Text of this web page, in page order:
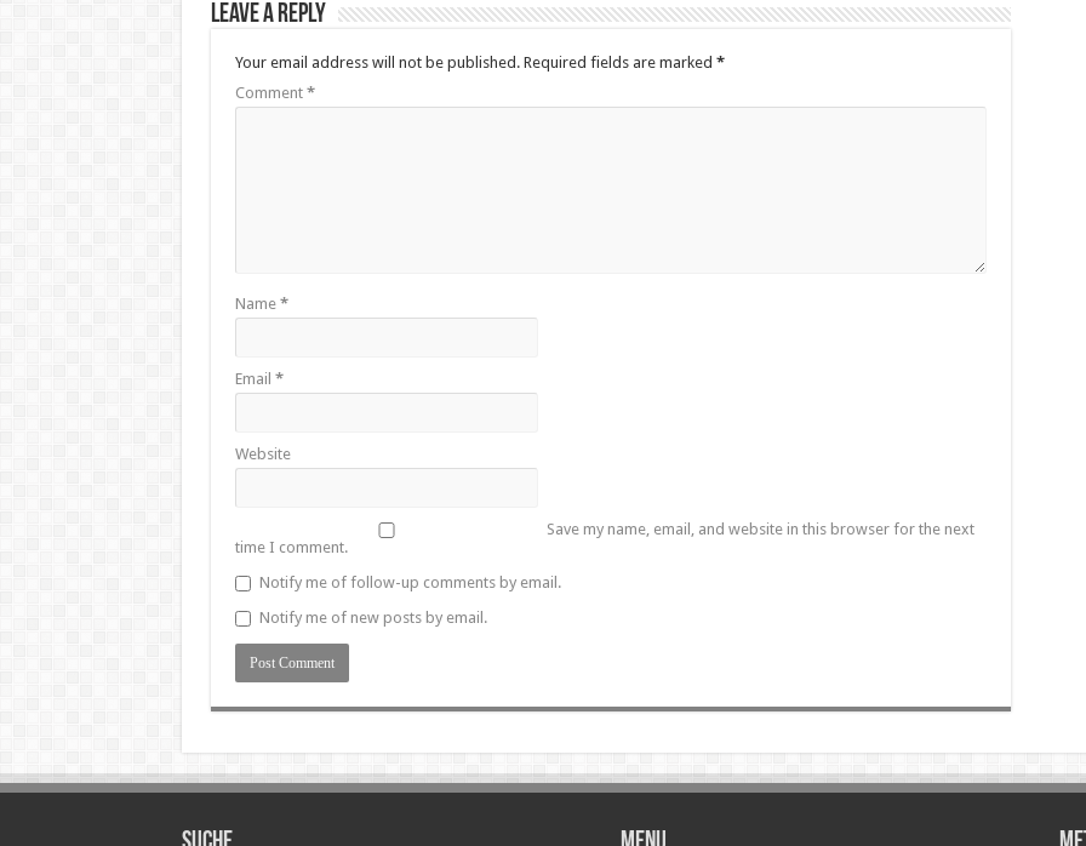
Leave a Reply
Your email address will not be published. Required fields are marked *
Comment *
Name *
Email *
Website
Save my name, email, and website in this browser for the next
time I comment.
Notify me of follow-up comments by email.
Notify me of new posts by email.